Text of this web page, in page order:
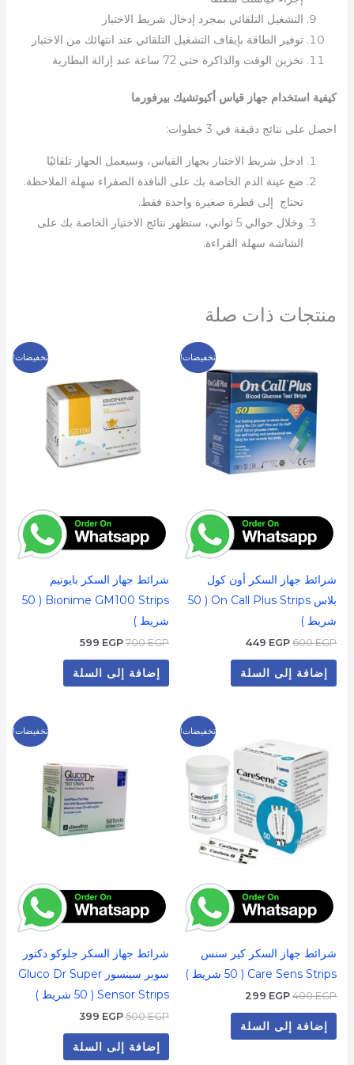
التشغيل التلقائي بمجرد إدخال شريط الاختبار
توفير الطاقة بإيقاف التشغيل التلقائي عند انتهائك من الاختبار
تخزين الوقت والذاكرة حتى 72 ساعة عند إزالة البطارية
كيفية استخدام جهاز قياس أكيوتشيك بيرفورما
احصل على نتائج دقيقة في 3 خطوات:
ادخل شريط الاختبار بجهاز القياس، وسيعمل الجهاز تلقائيًا
ضع عينة الدم الخاصة بك على النافذة الصفراء سهلة الملاحظة.
تحتاج إلى قطرة صغيرة واحدة فقط.
وخلال حوالي 5 ثواني، ستظهر نتائج الاختيار الخاصة بك على
الشاشة سهلة القراءة.
منتجات ذات صلة
تخفيضات!
شرائط جهاز السكر أون كول
بلاس On Call Plus Strips ( 50
شريط )
600EGP
هو:
600 EGP.
449 EGP
هو:
449 EGP.
إضافة إلى السلة
تخفيضات!
شرائط جهاز السكر بايونيم
Bionime GM100 Strips ( 50
شريط )
700EGP
هو:
700 EGP.
599 EGP
599 EGP.
إضافة إلى السلة
تخفيضات!
شرائط جهاز السكر كير سنس
Care Sens Strips ( 50 شريط )
400EGP
400 EGP.
299 EGP
هو:
299 EGP.
إضافة إلى السلة
تخفيضات!
شرائط جهاز السكر جلوكو دكتور
سوبر سينسور Gluco Dr Super
Sensor Strips ( 50 شريط )
500EGP
500 EGP.
399 EGP
399 EGP.
إضافة إلى السلة